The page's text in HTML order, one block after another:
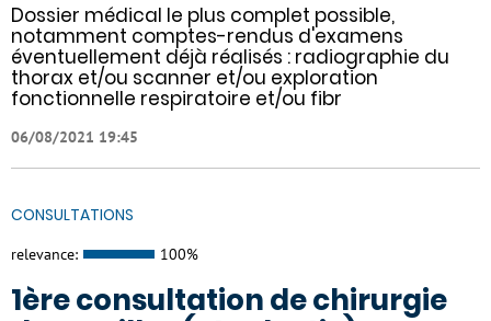
Dossier médical le plus complet possible,
notamment comptes-rendus d'examens
éventuellement déjà réalisés : radiographie du
thorax et/ou scanner et/ou exploration
fonctionnelle respiratoire et/ou fibr
06/08/2021 19:45
CONSULTATIONS
relevance: 100%
1ère consultation de chirurgie